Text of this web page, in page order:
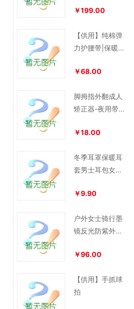
￥199.00
【供用】纯棉弹
力护腰带|保暖护
￥68.00
脚拇指外翻成人
矫正器-夜用带分
￥18.00
冬季耳罩保暖耳
套男士耳包女耳
￥9.90
户外女士骑行墨
镜反光防紫外线
￥96.00
【供用】手抓球
拍